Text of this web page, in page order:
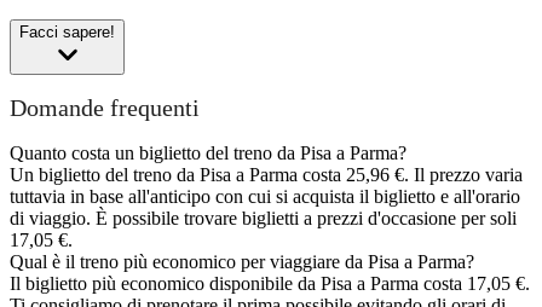
Facci sapere!
Domande frequenti
Quanto costa un biglietto del treno da Pisa a Parma?
Un biglietto del treno da Pisa a Parma costa 25,96 €. Il prezzo varia
tuttavia in base all'anticipo con cui si acquista il biglietto e all'orario
di viaggio. È possibile trovare biglietti a prezzi d'occasione per soli
17,05 €.
Qual è il treno più economico per viaggiare da Pisa a Parma?
Il biglietto più economico disponibile da Pisa a Parma costa 17,05 €.